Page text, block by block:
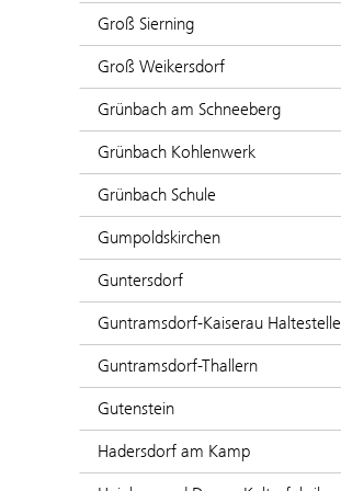
Groß Sierning
Groß Weikersdorf
Grünbach am Schneeberg
Grünbach Kohlenwerk
Grünbach Schule
Gumpoldskirchen
Guntersdorf
Guntramsdorf-Kaiserau Haltestelle
Guntramsdorf-Thallern
Gutenstein
Hadersdorf am Kamp